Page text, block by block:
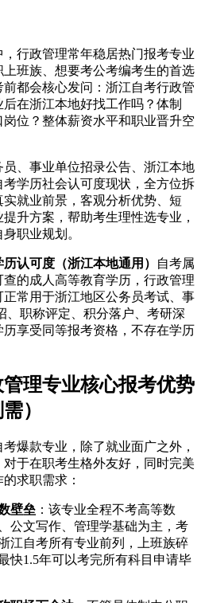
行政管理常年稳居热门报考专业
班族、想要考公考编考生的首选
都会核心发问：浙江自考行政管
在浙江本地好找工作吗？体制
位？整体薪资水平和职业晋升空
、事业单位招录公告、浙江本地
学历社会认可度现状，全方位拆
就业前景，客观分析优势、短
升方案，帮助考生理性选专业，
职业规划。
认可度（浙江本地通用）
自考属
的成人高等教育学历，行政管理
常用于浙江地区公务员考试、事
、职称评定、积分落户、考研深
享受同等报考资格，不存在学历
理专业核心报考优势
）
爆款专业，除了就业面广之外，
于在职考生格外友好，同时完美
求职需求：
壁垒 ：该专业全程不考高等数
公文写作、管理学基础为主，考
江自考所有专业前列，上班族碎
快1.5年可以考完所有科目申请毕